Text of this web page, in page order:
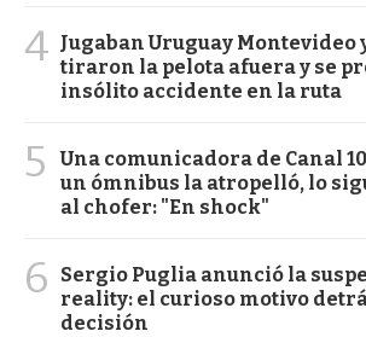
4 Jugaban Uruguay Montevideo
tiraron la pelota afuera y se
insólito accidente en la ruta
5
Una comunicadora de Canal
un ómnibus la atropelló, lo
al chofer: "En shock"
6
Sergio Puglia anunció la
reality: el curioso motivo
decisión